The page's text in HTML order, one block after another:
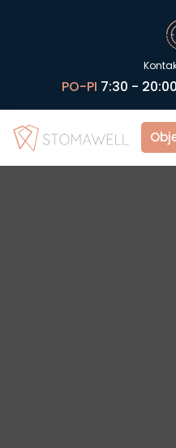
PO-PI 7:30 - 20:00